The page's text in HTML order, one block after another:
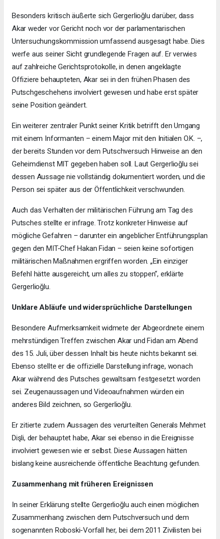
Besonders kritisch äußerte sich Gergerlioğlu darüber, dass
Akar weder vor Gericht noch vor der parlamentarischen
Untersuchungskommission umfassend ausgesagt habe. Dies
werfe aus seiner Sicht grundlegende Fragen auf. Er verwies
auf zahlreiche Gerichtsprotokolle, in denen angeklagte
Offiziere behaupteten, Akar sei in den frühen Phasen des
Putschgeschehens involviert gewesen und habe erst später
seine Position geändert.
Ein weiterer zentraler Punkt seiner Kritik betrifft den Umgang
mit einem Informanten – einem Major mit den Initialen O.K. –,
der bereits Stunden vor dem Putschversuch Hinweise an den
Geheimdienst MIT gegeben haben soll. Laut Gergerlioğlu sei
dessen Aussage nie vollständig dokumentiert worden, und die
Person sei später aus der Öffentlichkeit verschwunden.
Auch das Verhalten der militärischen Führung am Tag des
Putsches stellte er infrage. Trotz konkreter Hinweise auf
mögliche Gefahren – darunter ein angeblicher Entführungsplan
gegen den MIT-Chef Hakan Fidan – seien keine sofortigen
militärischen Maßnahmen ergriffen worden. „Ein einziger
Befehl hätte ausgereicht, um alles zu stoppen“, erklärte
Gergerlioğlu.
Unklare Abläufe und widersprüchliche Darstellungen
Besondere Aufmerksamkeit widmete der Abgeordnete einem
mehrstündigen Treffen zwischen Akar und Fidan am Abend
des 15. Juli, über dessen Inhalt bis heute nichts bekannt sei.
Ebenso stellte er die offizielle Darstellung infrage, wonach
Akar während des Putsches gewaltsam festgesetzt worden
sei. Zeugenaussagen und Videoaufnahmen würden ein
anderes Bild zeichnen, so Gergerlioğlu.
Er zitierte zudem Aussagen des verurteilten Generals Mehmet
Dişli, der behauptet habe, Akar sei ebenso in die Ereignisse
involviert gewesen wie er selbst. Diese Aussagen hätten
bislang keine ausreichende öffentliche Beachtung gefunden.
Zusammenhang mit früheren Ereignissen
In seiner Erklärung stellte Gergerlioğlu auch einen möglichen
Zusammenhang zwischen dem Putschversuch und dem
sogenannten Roboski-Vorfall her, bei dem 2011 Zivilisten bei